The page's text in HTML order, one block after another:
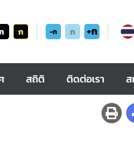
ก -ก ก +ก
สถิติ ติดต่อเรา